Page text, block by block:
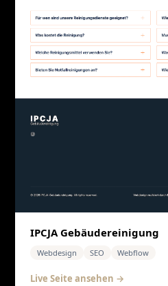
IPCJA Gebäudereinigung
Webdesign SEO Webflow
Live Seite ansehen →